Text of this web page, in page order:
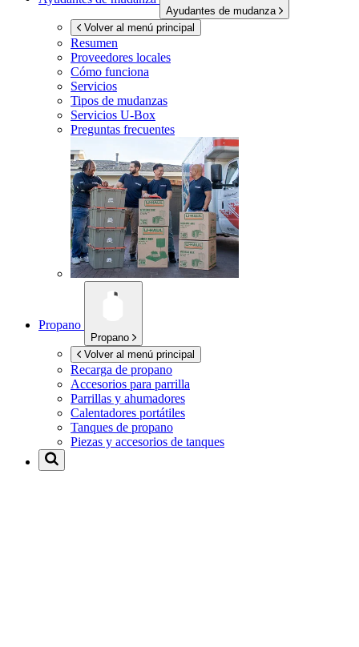
Ayudantes de mudanza
Volver al menú principal
Resumen
Proveedores locales
Cómo funciona
Servicios
Tipos de mudanzas
Servicios U-Box
Preguntas frecuentes
Propano
Propano
Volver al menú principal
Recarga de propano
Accesorios para parrilla
Parrillas y ahumadores
Calentadores portátiles
Tanques de propano
Piezas y accesorios de tanques